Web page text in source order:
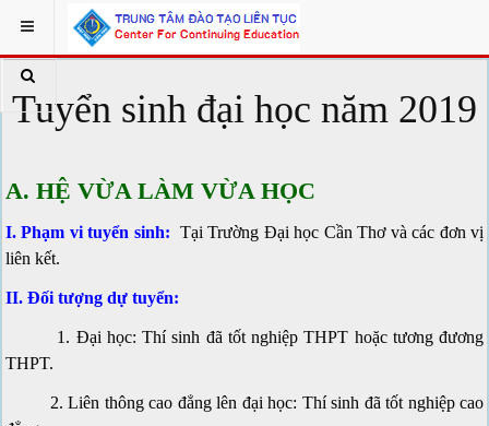
Tuyển sinh đại học năm 2019
A. HỆ VỪA LÀM VỪA HỌC
I. Phạm vi tuyển sinh: Tại Trường Đại học Cần Thơ và các đơn vị
liên kết.
II. Đối tượng dự tuyển:
1. Đại học: Thí sinh đã tốt nghiệp THPT hoặc tương đương
THPT.
2. Liên thông cao đẳng lên đại học: Thí sinh đã tốt nghiệp cao